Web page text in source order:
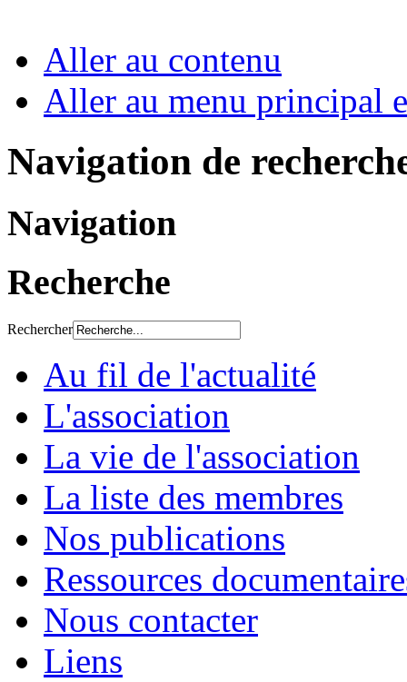
Aller au contenu
Aller au menu principal
Navigation de
Navigation
Recherche
Rechercher
Au fil de l'actualité
L'association
La vie de l'association
La liste des membres
Nos publications
Ressources
Nous contacter
Liens